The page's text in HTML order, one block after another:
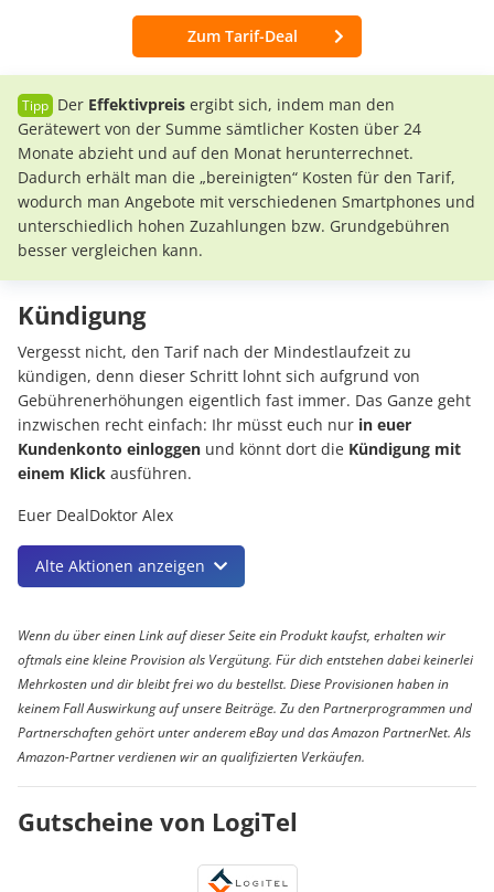
Zum Tarif-Deal
Der Effektivpreis ergibt sich, indem man den
Gerätewert von der Summe sämtlicher Kosten über 24
Monate abzieht und auf den Monat herunterrechnet.
Dadurch erhält man die „bereinigten“ Kosten für den Tarif,
wodurch man Angebote mit verschiedenen Smartphones und
unterschiedlich hohen Zuzahlungen bzw. Grundgebühren
besser vergleichen kann.
Kündigung
Vergesst nicht, den Tarif nach der Mindestlaufzeit zu
kündigen, denn dieser Schritt lohnt sich aufgrund von
Gebührenerhöhungen eigentlich fast immer. Das Ganze geht
inzwischen recht einfach: Ihr müsst euch nur in euer
Kundenkonto einloggen und könnt dort die Kündigung mit
einem Klick ausführen.
Euer DealDoktor Alex
Alte Aktionen anzeigen
Wenn du über einen Link auf dieser Seite ein Produkt kaufst, erhalten wir
oftmals eine kleine Provision als Vergütung. Für dich entstehen dabei keinerlei
Mehrkosten und dir bleibt frei wo du bestellst. Diese Provisionen haben in
keinem Fall Auswirkung auf unsere Beiträge. Zu den Partnerprogrammen und
Partnerschaften gehört unter anderem eBay und das Amazon PartnerNet. Als
Amazon-Partner verdienen wir an qualifizierten Verkäufen.
Gutscheine von LogiTel